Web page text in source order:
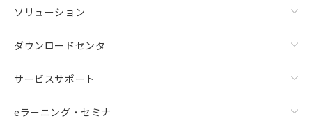
ソリューション
ダウンロードセンタ
サービスサポート
eラーニング・セミナ